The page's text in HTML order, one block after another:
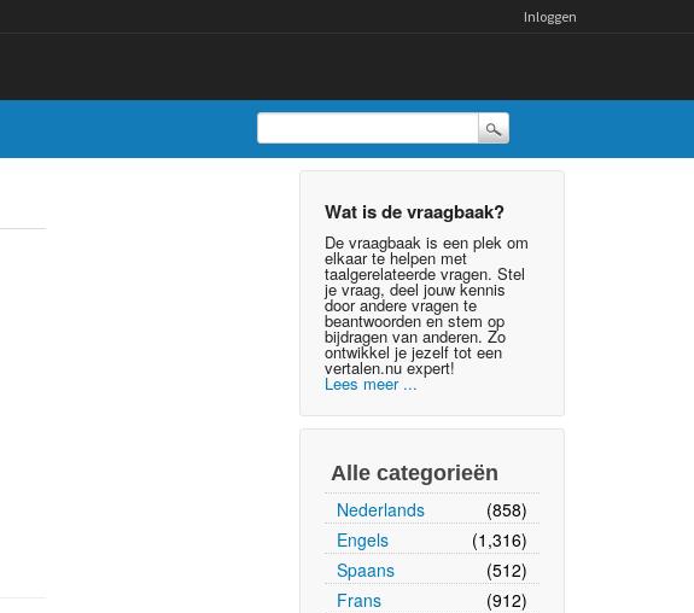
Inloggen
Wat is de vraagbaak?
De vraagbaak is een plek om
elkaar te helpen met
taalgerelateerde vragen. Stel
je vraag, deel jouw kennis
door andere vragen te
beantwoorden en stem op
bijdragen van anderen. Zo
ontwikkel je jezelf tot een
vertalen.nu expert!
Lees meer ...
Alle categorieën
Nederlands
(858)
Engels
(1,316)
Spaans
(512)
Frans
(912)